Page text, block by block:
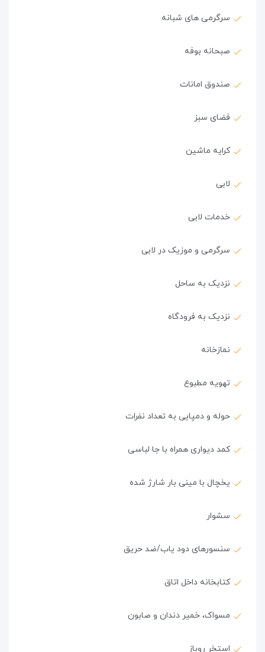
سرگرمی های شبانه
صبحانه بوفه
صندوق امانات
فضای سبز
کرایه ماشین
لابی
خدمات لابی
سرگرمی و موزیک در لابی
نزدیک به ساحل
نزدیک به فرودگاه
نمازخانه
تهویه مطبوع
حوله و دمپایی به تعداد نفرات
کمد دیواری همراه با جا لباسی
یخچال با مینی بار شارژ شده
سشوار
سنسورهای دود یاب/ضد حریق
کتابخانه داخل اتاق
مسواک، خمیر دندان و صابون
استخر روباز